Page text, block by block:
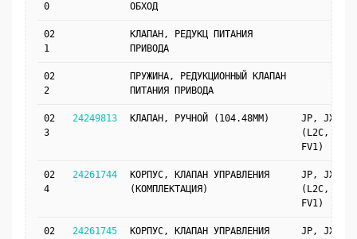
0
ОБХОД
02
1
КЛАПАН, РЕДУКЦ ПИТАНИЯ
ПРИВОДА
02
2
ПРУЖИНА, РЕДУКЦИОННЫЙ КЛАПАН
ПИТАНИЯ ПРИВОДА
02
3
24249813 КЛАПАН, РУЧНОЙ (104.48MM)
JP, JX69
(L2C, MH9,
FV1)
02
4
24261744
КОРПУС, КЛАПАН УПРАВЛЕНИЯ
(КОМПЛЕКТАЦИЯ)
JP, JX69
(L2C, MH9,
FV1)
02
24261745
КОРПУС, КЛАПАН УПРАВЛЕНИЯ
JP, JX69